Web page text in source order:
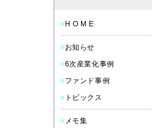
■ H O M E
■お知らせ
■6次産業化事例
■ファンド事例
■ トピックス
■ メモ集